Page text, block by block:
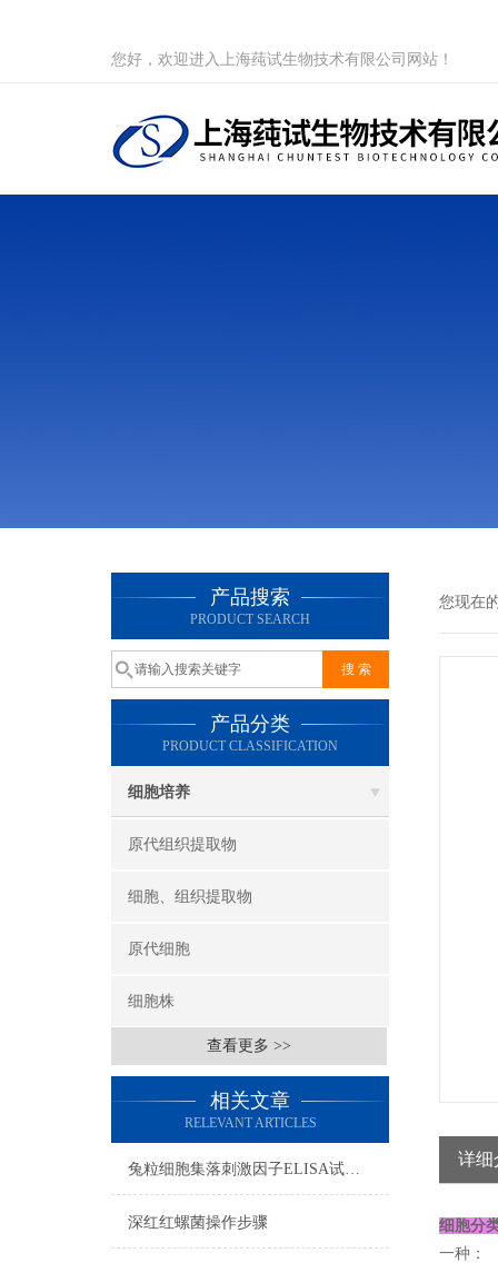
您好，欢迎进入上海莼试生物技术有限公司网站！
产品搜索
PRODUCT SEARCH
产品分类
PRODUCT CLASSIFICATION
细胞培养
原代组织提取物
细胞、组织提取物
原代细胞
细胞株
查看更多 >>
相关文章
RELEVANT ARTICLES
兔粒细胞集落刺激因子ELISA试剂盒​注意事项
深红红螺菌操作步骤
您现在
详细
细胞分
一种：